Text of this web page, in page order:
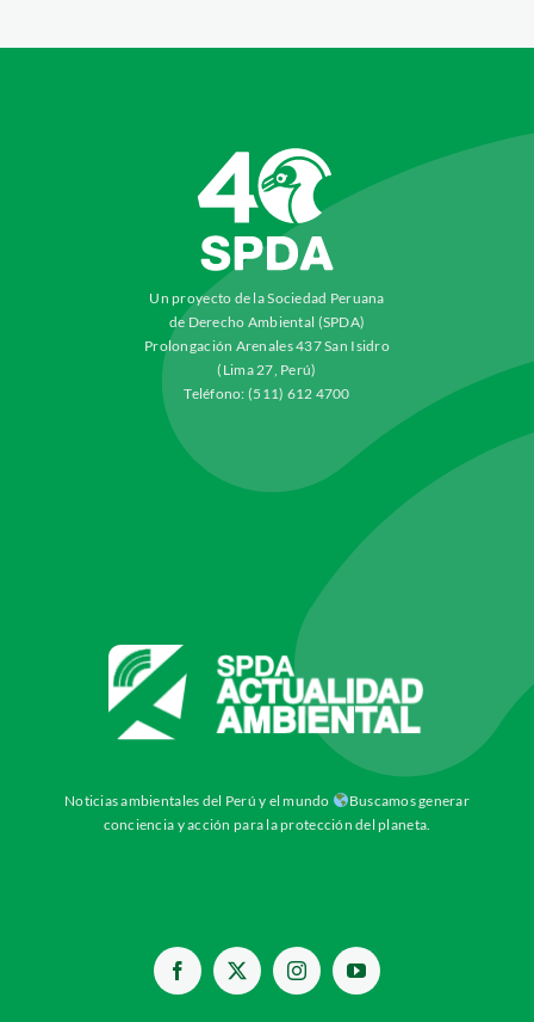
Un proyecto de la Sociedad Peruana
de Derecho Ambiental (SPDA)
Prolongación Arenales 437 San Isidro
(Lima 27, Perú)
Teléfono: (511) 612 4700
Noticias ambientales del Perú y el mundo
Buscamos generar
conciencia y acción para la protección del planeta.